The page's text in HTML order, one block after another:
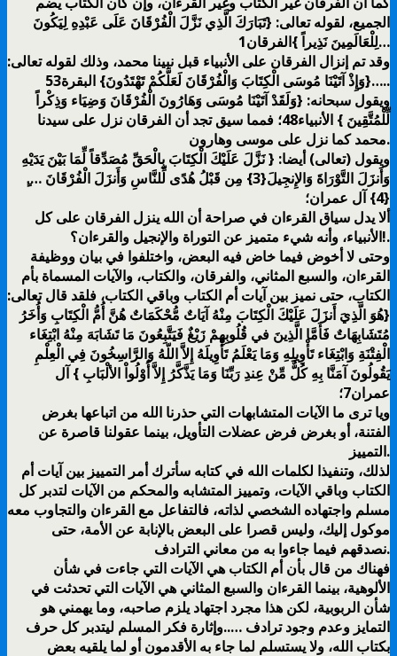
الجميع، لقوله تعالى: {تَبَارَكَ الَّذِي نَزَّلَ الْفُرْقَانَ عَلَى عَبْدِهِ لِيَكُونَ
لِلْعَالَمِينَ نَذِيراً }الفرقان1…
وقد تم إنزال الفرقان على الأنبياء قبل نبينا محمد، وذلك لقوله تعالى:
{وَإِذْ آتَيْنَا مُوسَى الْكِتَابَ وَالْفُرْقَانَ لَعَلَّكُمْ تَهْتَدُونَ} البقرة53…..
ويقول سبحانه: {وَلَقَدْ آتَيْنَا مُوسَى وَهَارُونَ الْفُرْقَانَ وَضِيَاء وَذِكْراً
لِّلْمُتَّقِينَ } الأنبياء48؛ فمما سيق تجد أن الفرقان نزل على سيدنا
محمد كما نزل على موسى وهارون.
ويقول (تعالى) أيضا: { نَزَّلَ عَلَيْكَ الْكِتَابَ بِالْحَقِّ مُصَدِّقاً لِّمَا بَيْنَ يَدَيْهِ
وَأَنزَلَ التَّوْرَاةَ وَالإِنجِيلَ{3} مِن قَبْلُ هُدًى لِّلنَّاسِ وَأَنزَلَ الْفُرْقَانَ ….ٍ
{4} آل عمران؛
ألا يدل سياق القرءان في صراحة أن الله ينزل الفرقان على كل
الأنبياء، وأنه شيء متميز عن التوراة والإنجيل والقرءان؟!.
وحتى لا أخوض فيما خاض فيه البعض، واختلفوا في بيان ووظيفة
القرءان، والسبع المثاني، والفرقان، والكتاب، والآيات المسماة بأم
الكتاب، حتى نميز بين آيات أم الكتاب وباقي الكتاب، فلقد قال تعالى:
{هُوَ الَّذِيَ أَنزَلَ عَلَيْكَ الْكِتَابَ مِنْهُ آيَاتٌ مُّحْكَمَاتٌ هُنَّ أُمُّ الْكِتَابِ وَأُخَرُ
مُتَشَابِهَاتٌ فَأَمَّا الَّذِينَ في قُلُوبِهِمْ زَيْغٌ فَيَتَّبِعُونَ مَا تَشَابَهَ مِنْهُ ابْتِغَاء
الْفِتْنَةِ وَابْتِغَاء تَأْوِيلِهِ وَمَا يَعْلَمُ تَأْوِيلَهُ إِلاَّ اللّهُ وَالرَّاسِخُونَ فِي الْعِلْمِ
يَقُولُونَ آمَنَّا بِهِ كُلٌّ مِّنْ عِندِ رَبِّنَا وَمَا يَذَّكَّرُ إِلاَّ أُوْلُواْ الألْبَابِ } آل
عمران7؛
ويا ترى ما الآيات المتشابهات التي حذرنا الله من اتباعها بغرض
الفتنة، أو بغرض فرض عضلات التأويل، بينما عقولنا قاصرة عن
التمييز.
لذلك، وتنفيذا لكلمات الله في كتابه سأترك أمر التمييز بين آيات أم
الكتاب وباقي الآيات، وتمييز المتشابه والمحكم من الآيات لتدبر كل
مسلم واجتهاده الشخصي لذاته، فالتفاعل مع القرءان والتجاوب معه
موكول إليك، وليس قصرا على البعض بالإنابة عن الأمة، حتى
نصدقهم فيما جاءوا به من معاني الترادف.
فهناك من قال بأن أم الكتاب هي الآيات التي جاءت في شأن
الألوهية، بينما القرءان والسبع المثاني هي الآيات التي تحدثت في
شأن الربوبية، لكن هذا مجرد اجتهاد يلزم صاحبه، وما يهمني هو
التمايز وعدم وجود ترادف …..وإثارة فكر المسلم ليتدبر كل حرف
بكتاب الله، ولا يستسلم لما جاء به الأقدمون أو لما يلقيه بعض